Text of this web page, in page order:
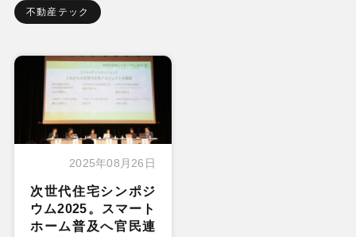
不動産テック
2025年08月26日
次世代住宅シンポジ
ウム2025。スマート
ホーム普及へ官民連